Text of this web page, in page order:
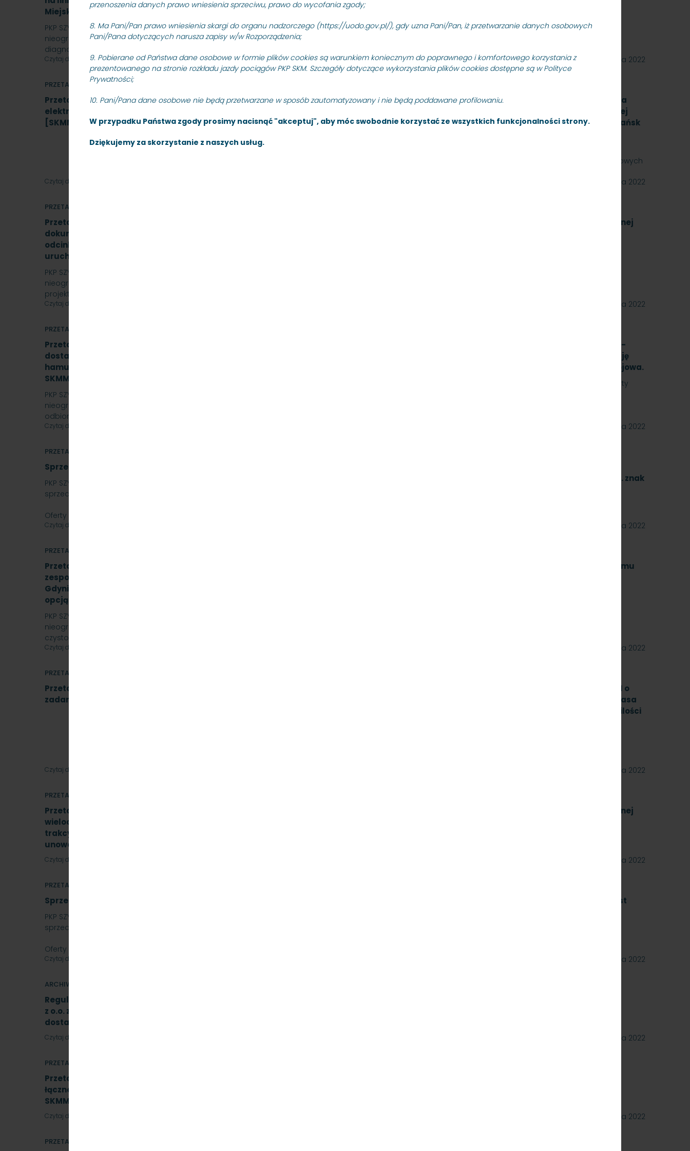
przenoszenia danych prawo wniesienia sprzeciwu, prawo do wycofania zgody;
8. Ma Pani/Pan prawo wniesienia skargi do organu nadzorczego (https://uodo.gov.pl/), gdy uzna Pani/Pan, iż przetwarzanie danych osobowych
Pani/Pana dotyczących narusza zapisy w/w Rozporządzenia;
9. Pobierane od Państwa dane osobowe w formie plików cookies są warunkiem koniecznym do poprawnego i komfortowego korzystania z
prezentowanego na stronie rozkładu jazdy pociągów PKP SKM. Szczegóły dotyczące wykorzystania plików cookies dostępne są w Polityce
Prywatności;
10. Pani/Pana dane osobowe nie będą przetwarzane w sposób zautomatyzowany i nie będą poddawane profilowaniu.
W przypadku Państwa zgody prosimy nacisnąć "akceptuj", aby móc swobodnie korzystać ze wszystkich funkcjonalności strony.
Dziękujemy za skorzystanie z naszych usług.
Miejska w Trójmieście Sp. z o.o - znak: SKMMU.086.60.22.
PKP SZYBKA KOLEJ MIEJSKA W TRÓJMIEŚCIE Sp. z o.o. ogłasza przetarg
nieograniczony na wykonanie zadania pn.: „Kontrola okresowa i badania
diagnostyczne…
Czytaj dalej 08 grudnia 2022
nieograniczony, którego przedmiotem jest świadczenie usług utrzymania
Czytaj dalej 28 listopada 2022
PRZETARGI
Przetarg nieograniczony, którego przedmiotem jest naprawa główna
elektrycznych napędów zwrotnicowych typu SIEMENS S700K.
[SKMMU.086.64.22]
Czytaj dalej
Przetarg nieograniczony na wykonanie zadania pn.: „Modernizacja
dźwigów osobowych wraz z wykonaniem dokumentacji technicznej
oraz uzgodnieniami TDT na peronach PKP SKM Sopot Wyścigi i Gdańsk
nieograniczony na wykonanie zadania pn.: „Modernizacja dźwigów osobowych
21 listopada 2022
PRZETARGI
Przetarg nieograniczony na wykonanie zadania pn. Aktualizacja
dokumentacji projektowej i budowa samoczynnej blokady liniowej na
odcinku Sopot – Gdynia Orłowo wraz z wdrożeniem, rozruchem i
uruchomieniem urządzeń i systemów - SKMMU.086.38.22.
PKP SZYBKA KOLEJ MIEJSKA W TRÓJMIEŚCIE Sp. z o.o. ogłasza przetarg
nieograniczony na wykonanie zadania pn. Aktualizacja dokumentacji
projektowej i…
Czytaj dalej
Przetarg nieograniczony na zakup energii elektrycznej nietrakcyjnej
27 października 2022
PRZETARGI
Przetarg nieograniczony, którego przedmiotem jest „sukcesywna
dostawa do siedziby Zamawiającego – 9.525 szt. żeliwnych wstawek
hamulcowych z dylatacjami typu DO-B-380, znak sprawy:
SKMMU.086.57.22
PKP SZYBKA KOLEJ MIEJSKA W TRÓJMIEŚCIE Sp. z o.o. ogłasza przetarg
nieograniczony, którego przedmiotem jest „sukcesywna dostawa do siedziby
odbiorcy…
Czytaj dalej
Zapytanie ofertowe na wykonanie opracowania analizy formalno-
prawnej wraz z koncepcją techniczną na rozbudowę i modernizację
kanalizacji sanitarnej obiektu A-13 na stacji Gdynia Cisowa Postojowa.
PKP Szybka Kolej Miejska w Trójmieście Sp. z o.o. zaprasza do złożenia oferty
26 października 2022
PRZETARGI
Sprzedaż auta osobowego Skoda SuperB
PKP SZYBKA KOLEJ MIEJSKA W TRÓJMIEŚCIE SP. Z O.O. informuje, że wystawia na
sprzedaż samochód osobowy Skoda SuperB.
Oferty należy składać do dnia…
Czytaj dalej
usytuowanych przy linii kolejowej nr 250 obejmujący trzy zadania. znak
29 września 2022
PRZETARGI
Przetarg nieograniczony na świadczenie usług utrzymania czystości w
zespołach trakcyjnych elektrycznych na stacjach: Lębork, Wejherowo,
Gdynia Cisowa,Gdańsk Śródmieście,Gdańsk Wrzeszcz, Kościerzyna z
opcją rozszerzenia o trakcję spalinową, SKMMU.086.55.22
PKP SZYBKA KOLEJ MIEJSKA W TRÓJMIEŚCIE Sp. z o.o. ogłasza przetarg
nieograniczony, którego przedmiotem jest świadczenie usług utrzymania
czystości w…
Czytaj dalej
Przetarg nieograniczony na wykonanie naprawy czwartego poziomu
23 września 2022
PRZETARGI
Przetarg nieograniczony na naprawę podzespołów, obejmującą trzy
zadania. Znak SKMMU.086.39A.22
Czytaj dalej
Przetarg nieograniczony na zakup i dostawę szyn kolejowych 49E1 o
jednostkowej długości 30 mb, gatunek stali R260, odmiana ”S”, klasa
AX wykonane zgodnie z normą PN-EN 13674-1 ILK3d – 518/03/07 w ilości
09 września 2022
PRZETARGI
Przetarg nieograniczony, którego przedmiotem jest dostawa 10
wieloczłonowych fabrycznie nowych elektrycznych zespołów
trakcyjnych wraz z dostawą sprzętu przeznaczonego do
unowocześnienia zaplecza utrzymania taboru SKMMU.086.26.22
Czytaj dalej
Przetarg nieograniczony na zakup energii elektrycznej nietrakcyjnej
02 września 2022
PRZETARGI
Sprzedaż auta osobowego Skoda SuperB
PKP SZYBKA KOLEJ MIEJSKA W TRÓJMIEŚCIE SP. Z O.O. informuje, że wystawia na
sprzedaż samochód osobowy Skoda SuperB.
Oferty należy składać do dnia…
Czytaj dalej
Regulamin udzielania zamówień publicznych, których wartość jest
23 sierpnia 2022
ARCHIWUM
Regulamin Udzielania przez PKP Szybka Kolej Miejska w Trójmieście Sp.
z o.o. zamówień sektorowych podprogowych na roboty budowlane,
dostawy i usługi
Czytaj dalej 18 sierpnia 2022
PRZETARGI
Przetarg nieograniczony na realizację instalacji fotowoltaicznej o
łącznej mocy do 50 kWp w formule Zaprojektuj i wybuduj. Znak:
SKMMU.086.45.22
Czytaj dalej 12 sierpnia 2022
PRZETARGI